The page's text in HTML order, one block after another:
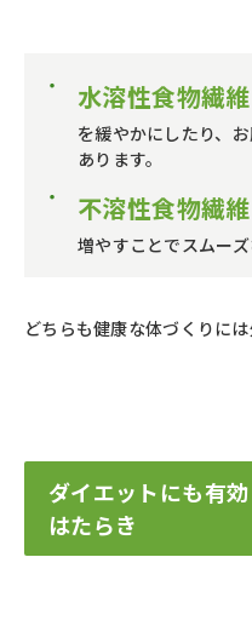
水溶性食物繊維
を緩やかにしたり、
あります。
不溶性食物繊維
増やすことでスムーズ
どちらも健康な体づくりには
ダイエットにも有
はたらき